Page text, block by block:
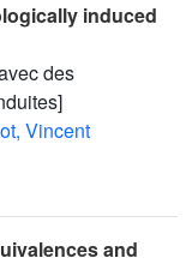
induced
des
Vincent
and